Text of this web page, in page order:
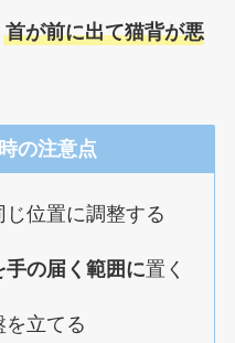
首が前に出て猫背が悪
の注意点
位置に調整する
手の届く範囲に置く
を立てる